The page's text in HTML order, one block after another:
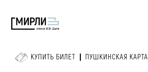
КУПИТЬ БИЛЕТ ПУШКИНСКАЯ КАРТА